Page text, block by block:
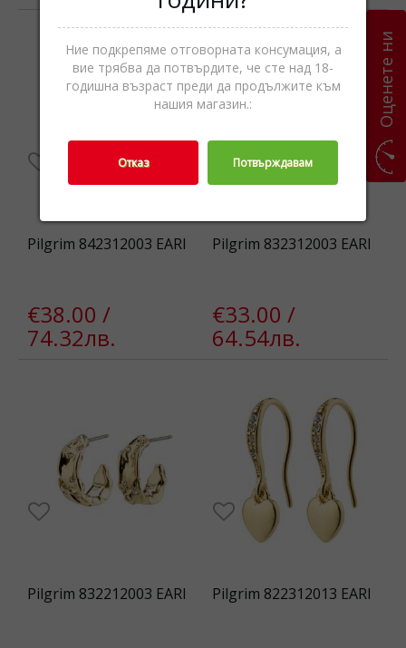
Pilgrim 842312003 EARI
€38.00 /
74.32лв.
Pilgrim 832312003 EARI
€33.00 /
64.54лв.
Pilgrim 832212003 EARI Pilgrim 822312013 EARI
Оценете ни
Ние подкрепяме отговорната консумация, а
вие трябва да потвърдите, че сте над 18-
годишна възраст преди да продължите към
нашия магазин.:
Отказ Потвърждавам